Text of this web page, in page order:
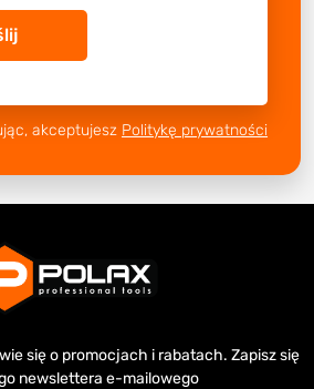
akceptujesz Politykę prywatności
się o promocjach i rabatach. Zapisz się
newslettera e-mailowego